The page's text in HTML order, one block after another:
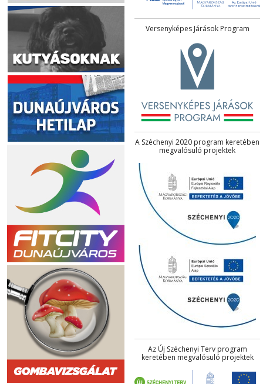
Versenyképes Járások Program
A Széchenyi 2020 program keretében
megvalósuló projektek
Az Új Széchenyi Terv program
keretében megvalósuló projektek